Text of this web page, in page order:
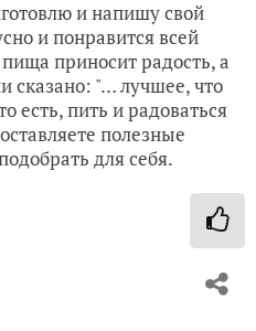
и напишу свой
и понравится всей
приносит радость, а
сказано: "… лучшее, что
есть, пить и радоваться
полезные
для себя.